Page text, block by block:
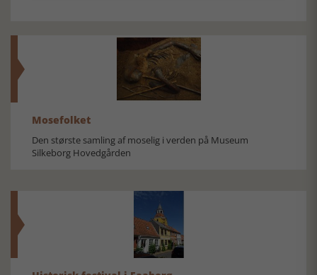
Mosefolket
Den største samling af moselig i verden på Museum
Silkeborg Hovedgården